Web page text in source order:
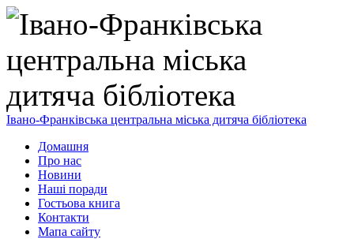
Івано-Франківська центральна міська дитяча бібліотека
Домашня
Про нас
Новини
Наші поради
Гостьова книга
Контакти
Мапа сайту